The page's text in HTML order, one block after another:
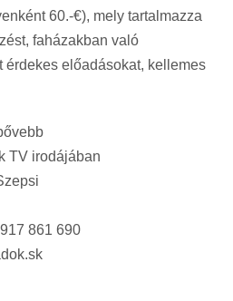
60.-€), mely tartalmazza
faházakban való
előadásokat, kellemes
TV irodájában
861 690